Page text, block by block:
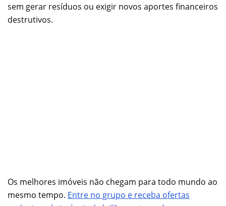
sem gerar resíduos ou exigir novos aportes financeiros
destrutivos.
Os melhores imóveis não chegam para todo mundo ao
mesmo tempo. Entre no grupo e receba ofertas